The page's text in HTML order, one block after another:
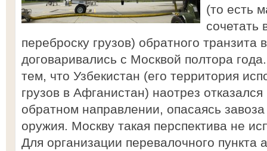
(то есть
переброску грузов) обратного
договаривались с Москвой полтора
тем, что Узбекистан (его территория
грузов в Афганистан) наотрез отказался
обратном направлении, опасаясь
оружия. Москву такая перспектива не
Для организации перевалочного пункта